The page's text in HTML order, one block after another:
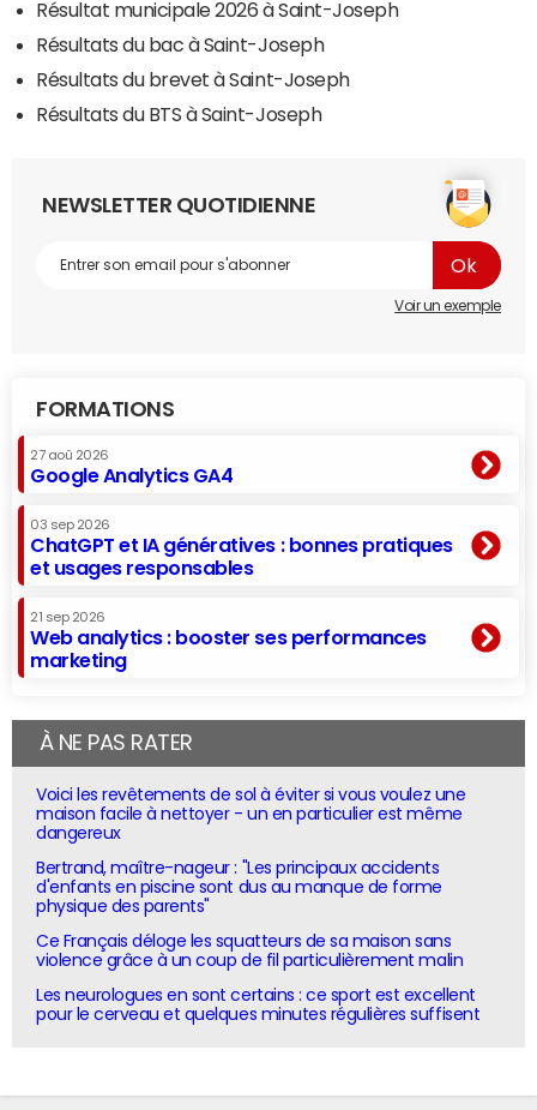
Résultat municipale 2026 à Saint-Joseph
Résultats du bac à Saint-Joseph
Résultats du brevet à Saint-Joseph
Résultats du BTS à Saint-Joseph
NEWSLETTER QUOTIDIENNE
Voir un exemple
FORMATIONS
27 aoû 2026
Google Analytics GA4
03 sep 2026
ChatGPT et IA génératives : bonnes pratiques
et usages responsables
21 sep 2026
Web analytics : booster ses performances
marketing
À NE PAS RATER
Voici les revêtements de sol à éviter si vous voulez une
maison facile à nettoyer - un en particulier est même
dangereux
Bertrand, maître-nageur : "Les principaux accidents
d'enfants en piscine sont dus au manque de forme
physique des parents"
Ce Français déloge les squatteurs de sa maison sans
violence grâce à un coup de fil particulièrement malin
Les neurologues en sont certains : ce sport est excellent
pour le cerveau et quelques minutes régulières suffisent